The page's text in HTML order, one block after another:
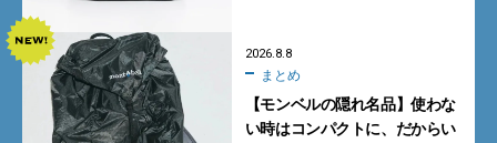
2026.8.8
まとめ
【モンベルの隠れ名品】使わな
い時はコンパクトに、だからい